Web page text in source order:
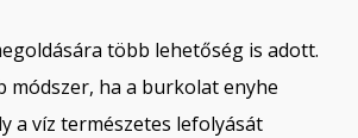
több lehetőség is adott.
módszer, ha a burkolat enyhe
a víz természetes lefolyását